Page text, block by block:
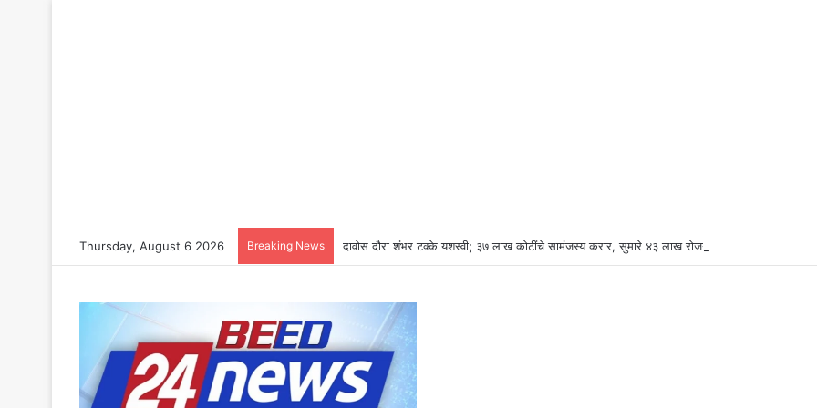
Thursday, August 6 2026 Breaking News दावोस दौरा शंभर टक्के यशस्वी; ३७ लाख कोटींचे सामंजस्य करार, सुमारे ४३ लाख रोजगारनिर्मिती – उद्योगमंत्री